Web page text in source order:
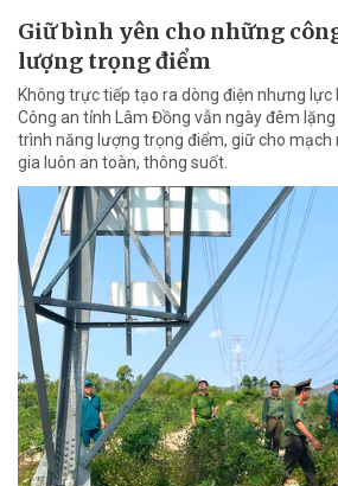
Giữ bình yên cho những
lượng trọng điểm
Không trực tiếp tạo ra dòng điện nhưng
Công an tỉnh Lâm Đồng vẫn ngày đêm
trình năng lượng trọng điểm, giữ cho
gia luôn an toàn, thông suốt.